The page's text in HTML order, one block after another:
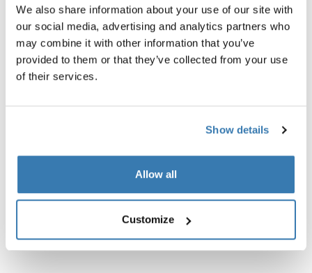
We also share information about your use of our site with
our social media, advertising and analytics partners who
may combine it with other information that you’ve
provided to them or that they’ve collected from your use
of their services.
Show details
Allow all
Customize
Toggle overview
Description du produit
Toggle features
Toutes les caractéristiques
Toggle techspec
Caractéristiques techniques
Instructions